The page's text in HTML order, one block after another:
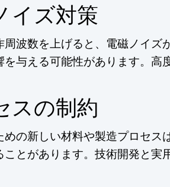
イズ対策
波数を上げると、電磁ノイズ
与える可能性があります。高
スの制約
の新しい材料や製造プロセス
ことがあります。技術開発と実